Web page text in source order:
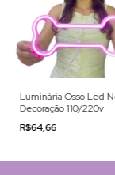
Luminária Osso Led
Decoração 110/220v
R$64,66